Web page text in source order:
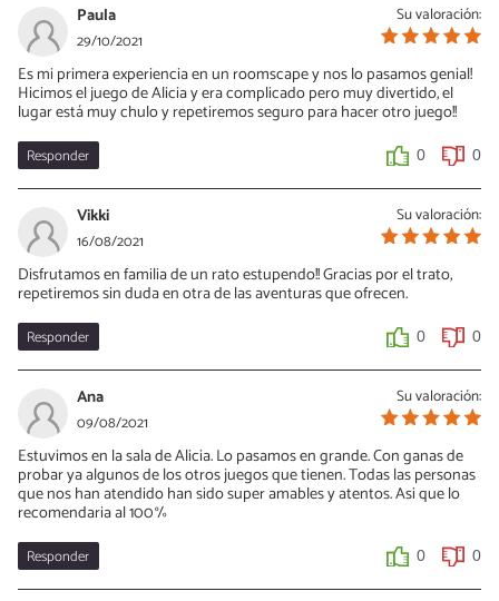
Su valoración:
Paula
29/10/2021
Es mi primera experiencia en un roomscape y nos lo pasamos genial!
Hicimos el juego de Alicia y era complicado pero muy divertido, el
lugar está muy chulo y repetiremos seguro para hacer otro juego!!
Responder 0 0
Su valoración:
Vikki
16/08/2021
Disfrutamos en familia de un rato estupendo!! Gracias por el trato,
repetiremos sin duda en otra de las aventuras que ofrecen.
Responder 0 0
Su valoración:
Ana
09/08/2021
Estuvimos en la sala de Alicia. Lo pasamos en grande. Con ganas de
probar ya algunos de los otros juegos que tienen. Todas las personas
que nos han atendido han sido super amables y atentos. Asi que lo
recomendaria al 100%
Responder 0 0